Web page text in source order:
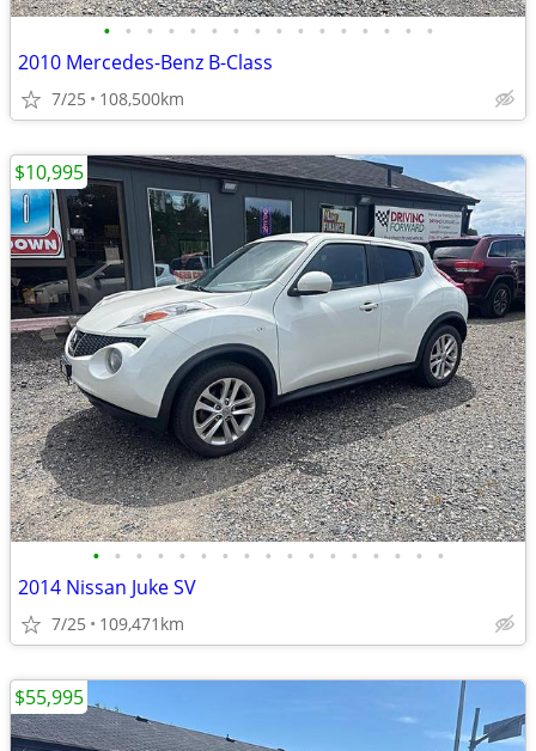
• • • • • • • • • • • • • • • •
2010 Mercedes-Benz B-Class
7/25 108,500km
• • • • • • • • • • • • • • • • •
2014 Nissan Juke SV
7/25 109,471km
$10,995
$55,995